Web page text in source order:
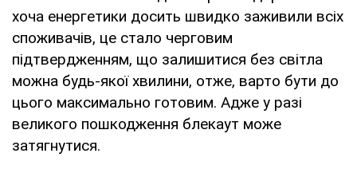
хоча енергетики досить швидко заживили всіх
споживачів, це стало черговим
підтвердженням, що залишитися без світла
можна будь-якої хвилини, отже, варто бути до
цього максимально готовим. Адже у разі
великого пошкодження блекаут може
затягнутися.